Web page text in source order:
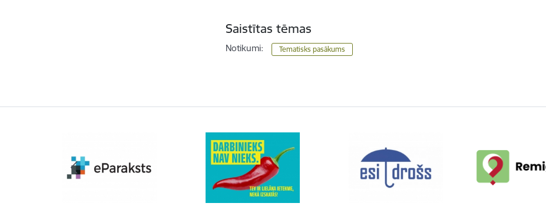
Saistītas tēmas
Notikumi: Tematisks pasākums